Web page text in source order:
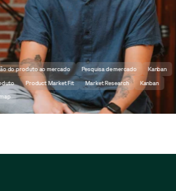
Gestão de projectos Scrum Master
Análise da Web Ciência dos dados Project
Data Visualization Analitica Web Data Science